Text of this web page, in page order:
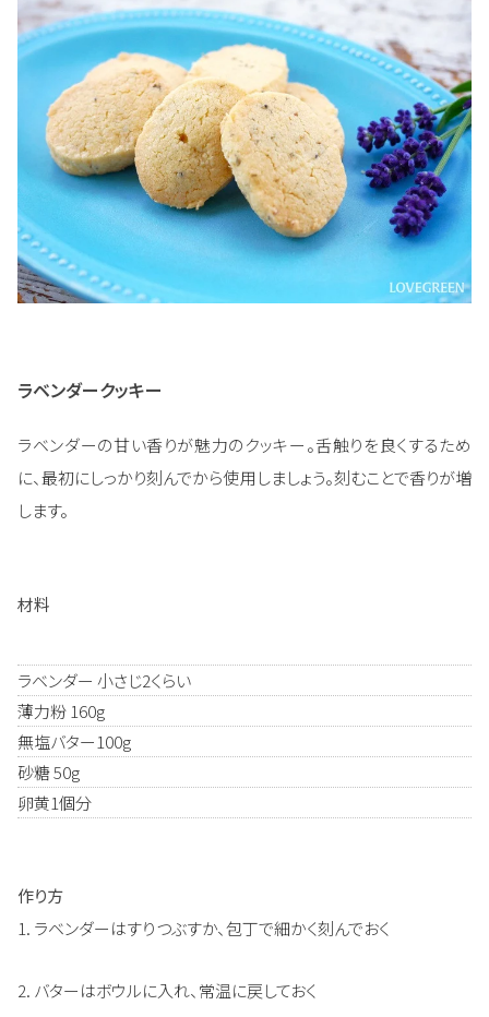
ラベンダークッキー
ラベンダーの甘い香りが魅力のクッキー。舌触りを良くするため
に、最初にしっかり刻んでから使用しましょう。刻むことで香りが増
します。
材料
ラベンダー 小さじ2くらい
薄力粉 160g
無塩バター100g
砂糖 50g
卵黄1個分
作り方
1. ラベンダーはすりつぶすか、包丁で細かく刻んでおく
2. バターはボウルに入れ、常温に戻しておく